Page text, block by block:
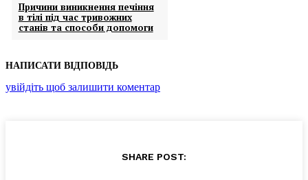
Причини виникнення печіння
в тілі під час тривожних
станів та способи допомоги
НАПИСАТИ ВІДПОВІДЬ
увійдіть щоб залишити коментар
SHARE POST: